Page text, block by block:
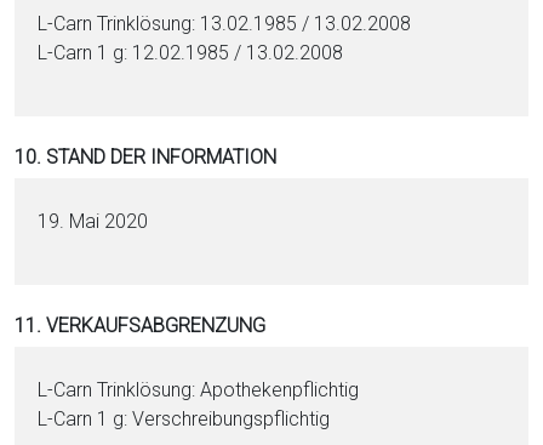
L-Carn Trinklösung: 13.02.1985 / 13.02.2008
L-Carn 1 g: 12.02.1985 / 13.02.2008
10. STAND DER INFORMATION
19. Mai 2020
11. VERKAUFSABGRENZUNG
L-Carn Trinklösung: Apothekenpflichtig
L-Carn 1 g: Verschreibungspflichtig